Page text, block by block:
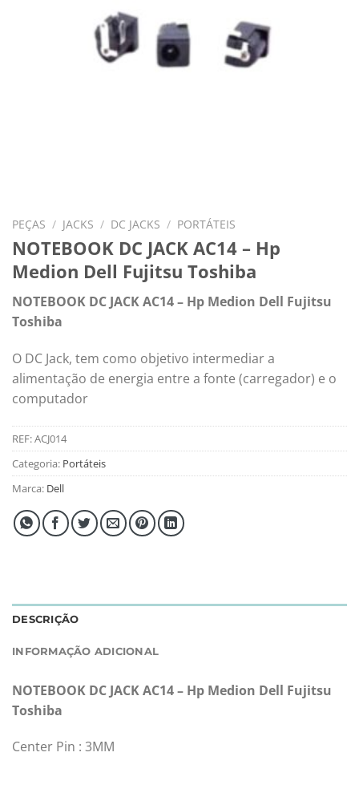
PEÇAS / JACKS / DC JACKS / PORTÁTEIS
NOTEBOOK DC JACK AC14 – Hp
Medion Dell Fujitsu Toshiba
NOTEBOOK DC JACK AC14 – Hp Medion Dell Fujitsu
Toshiba
O DC Jack, tem como objetivo intermediar a
alimentação de energia entre a fonte (carregador) e o
computador
REF:ACJ014
Categoria: Portáteis
Marca: Dell
DESCRIÇÃO
INFORMAÇÃO ADICIONAL
NOTEBOOK DC JACK AC14 – Hp Medion Dell Fujitsu
Toshiba
Center Pin : 3MM